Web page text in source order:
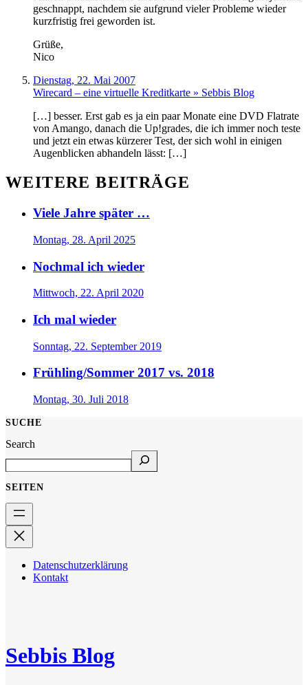
geschnappt, nachdem sie aufgrund vieler Probleme wieder
kurzfristig frei geworden ist.
Grüße,
Nico
Dienstag, 22. Mai 2007
Wirecard – eine virtuelle Kreditkarte » Sebbis Blog
[…] besser. Erst gab es ja ein paar Monate eine DVD Flatrate
von Amango, danach die Up!grades, die ich immer noch teste
und jetzt ein etwas kürzerer Test, der sich wohl in einigen
Augenblicken abhandeln lässt: […]
WEITERE BEITRÄGE
Viele Jahre später …
Montag, 28. April 2025
Nochmal ich wieder
Mittwoch, 22. April 2020
Ich mal wieder
Sonntag, 22. September 2019
Frühling/Sommer 2017 vs. 2018
Montag, 30. Juli 2018
SUCHE
Search
SEITEN
Datenschutzerklärung
Kontakt
Sebbis Blog